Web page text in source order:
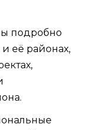
подробно
её районах,